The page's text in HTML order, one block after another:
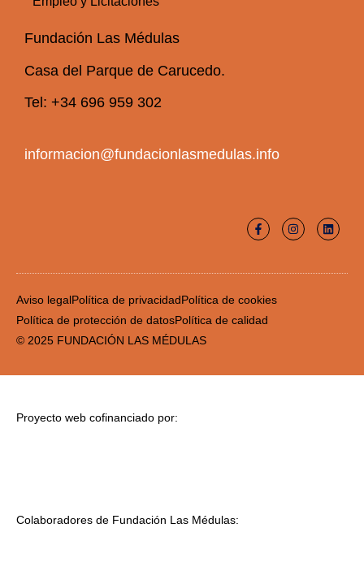
Fundación Las Médulas
Casa del Parque de Carucedo.
Tel: +34 696 959 302
informacion@fundacionlasmedulas.info
Aviso legalPolítica de privacidadPolítica de cookies
Política de protección de datosPolítica de calidad
© 2025 FUNDACIÓN LAS MÉDULAS
Proyecto web cofinanciado por:
Colaboradores de Fundación Las Médulas: